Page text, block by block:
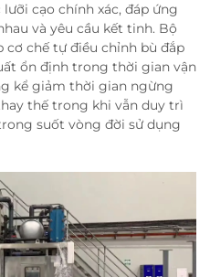
cạo chính xác, đáp ứng
và yêu cầu kết tinh. Bộ
cơ chế tự điều chỉnh bù đắp
ổn định trong thời gian vận
kể giảm thời gian ngừng
thế trong khi vẫn duy trì
suốt vòng đời sử dụng